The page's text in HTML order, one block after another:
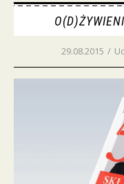
29.08.2015 /